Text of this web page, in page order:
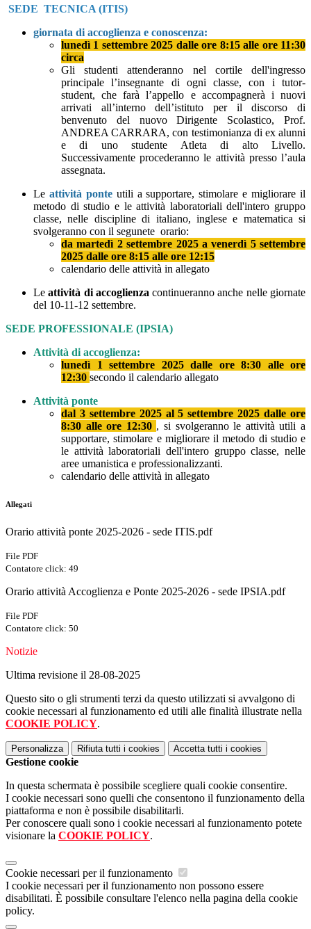
SEDE TECNICA (ITIS)
giornata di accoglienza e conoscenza:
lunedì 1 settembre 2025 dalle ore 8:15alle ore 11:30
circa
Gli studenti attenderanno nel cortile dell'ingresso
principalel’insegnante di ogni classe, con i tutor-
student, che farà l’appello e accompagnerà i nuovi
arrivati all’interno dell’istituto per il discorso di
benvenuto del nuovo Dirigente Scolastico, Prof.
ANDREA CARRARA, con testimonianza di ex alunni
e di uno studente Atleta di alto Livello.
Successivamente procederanno le attività presso l’aula
assegnata.
Le attività ponteutili a supportare, stimolare e migliorare il
metodo di studio e le attività laboratoriali dell'intero gruppo
classe, nelle discipline di italiano, inglese e matematica si
svolgeranno con il segunete orario:
da martedì 2 settembre 2025 a venerdì 5 settembre
2025 dalle ore 8:15 alle ore 12:15
calendario delle attività in allegato
Leattività di accoglienza continueranno anche nelle giornate
del 10-11-12 settembre.
SEDE PROFESSIONALE (IPSIA)
Attività di accoglienza:
lunedì 1 settembre 2025 dalle ore 8:30 alle ore
12:30 secondo il calendario allegato
Attività ponte
dal 3 settembre 2025 al 5 settembre 2025dalle ore
8:30 alle ore 12:30 , si svolgeranno le attività utili a
supportare, stimolare e migliorare il metodo di studio e
le attività laboratoriali dell'intero gruppo classe, nelle
aree umanistica e professionalizzanti.
calendario delle attività in allegato
Allegati
Orario attività ponte 2025-2026 - sede ITIS.pdf
File PDF
Contatore click: 49
Orario attività Accoglienza e Ponte 2025-2026 - sede IPSIA.pdf
File PDF
Contatore click: 50
Notizie
Ultima revisione il 28-08-2025
Questo sito o gli strumenti terzi da questo utilizzati si avvalgono di
cookie necessari al funzionamento ed utili alle finalità illustrate nella
COOKIE POLICY.
Personalizza Rifiuta tutti i cookies Accetta tutti i cookies
Gestione cookie
In questa schermata è possibile scegliere quali cookie consentire.
I cookie necessari sono quelli che consentono il funzionamento della
piattaforma e non è possibile disabilitarli.
Per conoscere quali sono i cookie necessari al funzionamento potete
visionare la COOKIE POLICY.
Cookie necessari per il funzionamento
I cookie necessari per il funzionamento non possono essere
disabilitati. È possibile consultare l'elenco nella pagina della cookie
policy.